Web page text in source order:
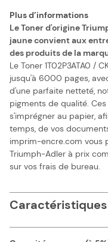
Plus d’informations
Le Toner d'origine
jaune convient aux
des produits de la
Le Toner 1T02P3ATA0 /
jusqu'à 6000 pages,
d'une parfaite netteté,
pigments de qualité.
s'imprégner au papier,
temps, de vos
imprim-encre.com vous
Triumph-Adler à prix
sur vos frais de bureau.
Caractéristiques